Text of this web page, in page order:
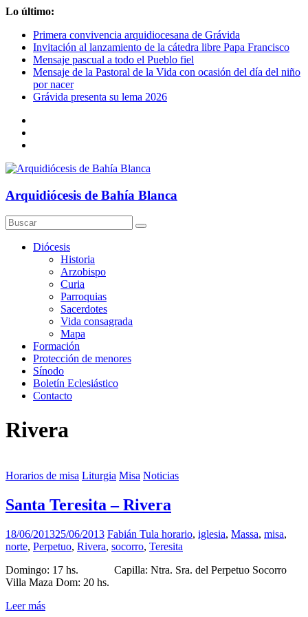
Saltar
contenido
Lo último:
Primera convivencia arquidiocesana de Grávida
Invitación al lanzamiento de la cátedra libre Papa Francisco
Mensaje pascual a todo el Pueblo fiel
Mensaje de la Pastoral de la Vida con ocasión del día del niño
por nacer
Grávida presenta su lema 2026
Arquidiócesis de Bahía Blanca
Diócesis
Historia
Arzobispo
Curia
Parroquias
Sacerdotes
Vida consagrada
Mapa
Formación
Protección de menores
Sínodo
Boletín Eclesiástico
Contacto
Rivera
Horarios de misa Liturgia Misa Noticias
Santa Teresita – Rivera
18/06/201325/06/2013 Fabián Tula horario, iglesia, Massa, misa,
norte, Perpetuo, Rivera, socorro, Teresita
Domingo: 17 hs. Capilla: Ntra. Sra. del Perpetuo Socorro
Villa Maza Dom: 20 hs.
Leer más